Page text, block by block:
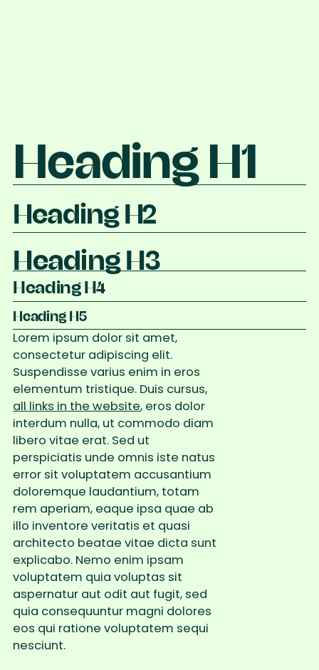
Heading H1
Heading H2
Heading H3
Heading H4
Heading H5
Lorem ipsum dolor sit amet,
consectetur adipiscing elit.
Suspendisse varius enim in eros
elementum tristique. Duis cursus,
all links in the website, eros dolor
interdum nulla, ut commodo diam
libero vitae erat. Sed ut
perspiciatis unde omnis iste natus
error sit voluptatem accusantium
doloremque laudantium, totam
rem aperiam, eaque ipsa quae ab
illo inventore veritatis et quasi
architecto beatae vitae dicta sunt
explicabo. Nemo enim ipsam
voluptatem quia voluptas sit
aspernatur aut odit aut fugit, sed
quia consequuntur magni dolores
eos qui ratione voluptatem sequi
nesciunt.